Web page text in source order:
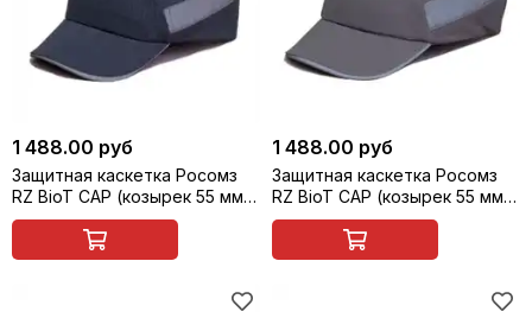
1 488.00 руб
Защитная каскетка Росомз
RZ BioT CAP (козырек 55 мм),
черная, арт. 92210
1 488.00 руб
Защитная каскетка Росомз
RZ BioT CAP (козырек 55 мм),
серая, арт. 92211